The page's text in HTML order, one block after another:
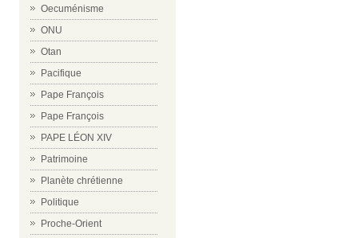
Oecuménisme
ONU
Otan
Pacifique
Pape François
Pape François
PAPE LÉON XIV
Patrimoine
Planète chrétienne
Politique
Proche-Orient